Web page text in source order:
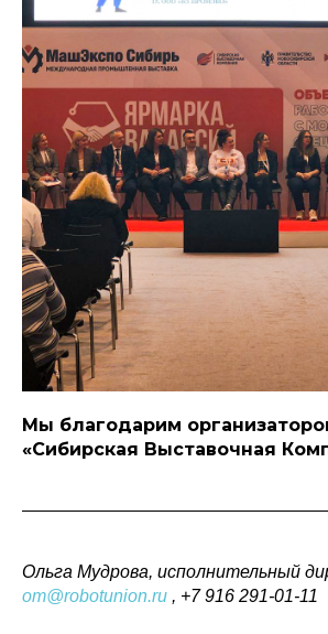
Мы благодарим
«Сибирская Выставочная
Ольга Мудрова, исполнительный
om@robotunion.ru , +7 916 291-01-11